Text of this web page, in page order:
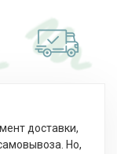
доставки,
Но,